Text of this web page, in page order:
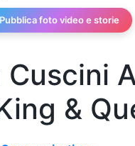
foto video e storie
Cuscini
&